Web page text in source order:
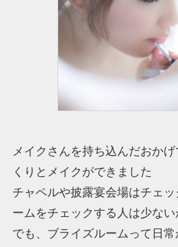
メイクさんを持ち込んだおか
くりとメイクができました
チャペルや披露宴会場はチェ
ームをチェックする人は少な
でも、ブライズルームって日